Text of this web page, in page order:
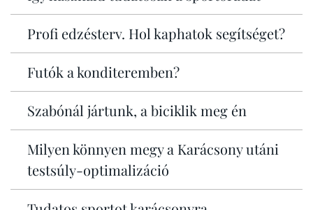
Profi edzésterv. Hol kaphatok segítséget?
Futók a konditeremben?
Szabónál jártunk, a biciklik meg én
Milyen könnyen megy a Karácsony utáni
testsúly-optimalizáció